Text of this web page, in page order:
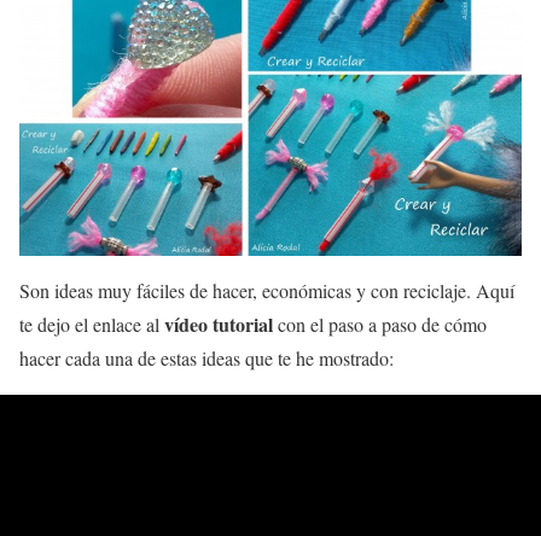
Son ideas muy fáciles de hacer, económicas y con reciclaje. Aquí
te dejo el enlace alvídeo tutorialcon el paso a paso de cómo
hacer cada una de estas ideas que te he mostrado: